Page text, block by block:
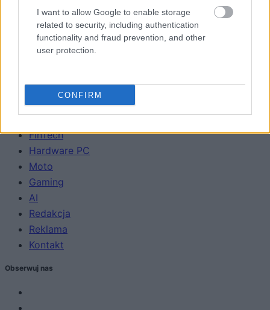
I want to allow Google to enable storage
related to security, including authentication
functionality and fraud prevention, and other
user protection.
CONFIRM
TABLETY
WEARABLE
TV
Recenzje
Co kupić
Porady
Promocje
FinTech
Hardware PC
Moto
Gaming
AI
Redakcja
Reklama
Kontakt
Obserwuj nas